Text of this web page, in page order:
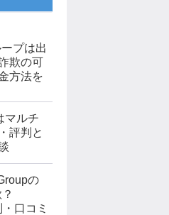
プは出
欺の可
方法を
マルチ
評判と
の
口コミ